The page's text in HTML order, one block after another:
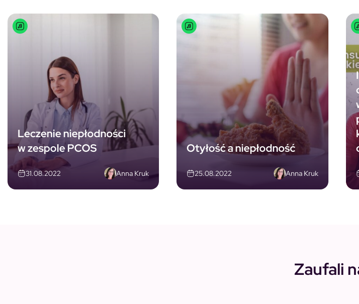
Leczenie niepłodności
w zespole PCOS
31.08.2022 Anna Kruk
Otyłość a niepłodność
25.08.2022 Anna Kruk
Zaufali